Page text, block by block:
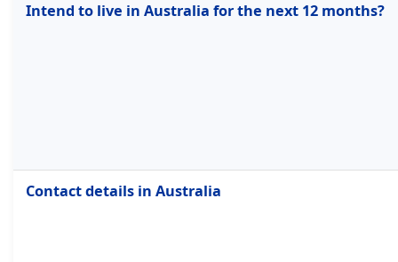
Intend to live in Australia for the next 12 months?
Contact details in Australia